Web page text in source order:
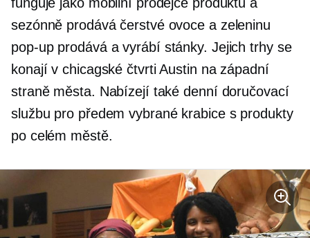
sezónně prodává čerstvé ovoce a zeleninu
pop-upprodává a vyrábí stánky. Jejich trhy se
konají v chicagské čtvrti Austin na západní
straně města. Nabízejí také denní doručovací
službu pro předem vybrané krabice s produkty
po celém městě.